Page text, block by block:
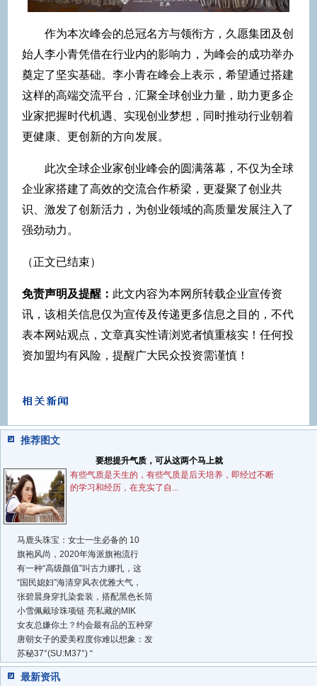
作为本次峰会的总冠名方与领衔方，久愿集团及创
始人李小青凭借在行业内的影响力，为峰会的成功举办
奠定了坚实基础。李小青在峰会上表示，希望通过搭建
这样的高端交流平台，汇聚全球创业力量，助力更多企
业家把握时代机遇、实现创业梦想，同时推动行业朝着
更健康、更创新的方向发展。
此次全球企业家创业峰会的圆满落幕，不仅为全球
企业家搭建了高效的交流合作桥梁，更凝聚了创业共
识、激发了创新活力，为创业领域的高质量发展注入了
强劲动力。
（正文已结束）
免责声明及提醒： 此文内容为本网所转载企业宣传资
讯，该相关信息仅为宣传及传递更多信息之目的，不代
表本网站观点，文章真实性请浏览者慎重核实！任何投
资加盟均有风险，提醒广大民众投资需谨慎！
推荐图文
要想提升气质，可从这两个马上就
有些气质是天生的，有些气质是后天培养，即经过不断
的学习和经历，在充实了自...
马鹿头珠宝：女士一生必备的 10
旗袍风尚，2020年海派旗袍流行
有一种“高级颜值”叫古力娜扎，这
“国民媳妇”海清穿风衣优雅大气，
张碧晨身穿扎染套装，搭配黑色长筒
小雪佩戴珍珠项链 亮私藏的MIK
女友总嫌你土？约会最有品的五种穿
唐朝女子的爱美程度你难以想象：发
苏秘37°(SU:M37°) “
最新资讯